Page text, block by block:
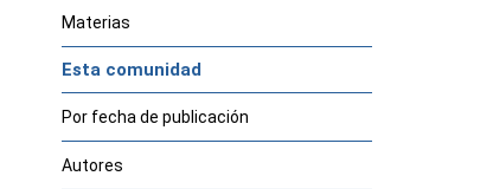
Materias
Esta comunidad
Por fecha de publicación
Autores